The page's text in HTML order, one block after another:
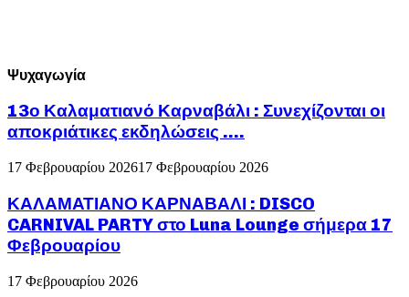
Ψυχαγωγία
13ο Καλαματιανό Καρναβάλι : Συνεχίζονται οι
αποκριάτικες εκδηλώσεις ….
17 Φεβρουαρίου 202617 Φεβρουαρίου 2026
ΚΑΛΑΜΑΤΙΑΝΟ ΚΑΡΝΑΒΑΛΙ : DISCO
CARNIVAL PARTY στο Luna Lounge σήμερα 17
Φεβρουαρίου
17 Φεβρουαρίου 2026